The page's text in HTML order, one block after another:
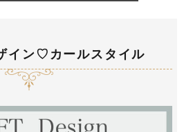
イン♡カールスタイル